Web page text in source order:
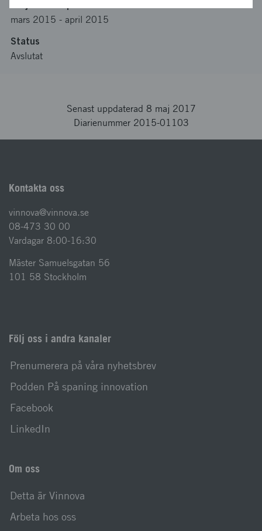
mars 2015 - april 2015
Status
Avslutat
Senast uppdaterad 8 maj 2017
Diarienummer 2015-01103
Kontakta oss
vinnova@vinnova.se
08-473 30 00
Vardagar 8:00-16:30
Mäster Samuelsgatan 56
101 58 Stockholm
Följ oss i andra kanaler
Prenumerera på våra nyhetsbrev
Podden På spaning innovation
Facebook
LinkedIn
Om oss
Detta är Vinnova
Arbeta hos oss